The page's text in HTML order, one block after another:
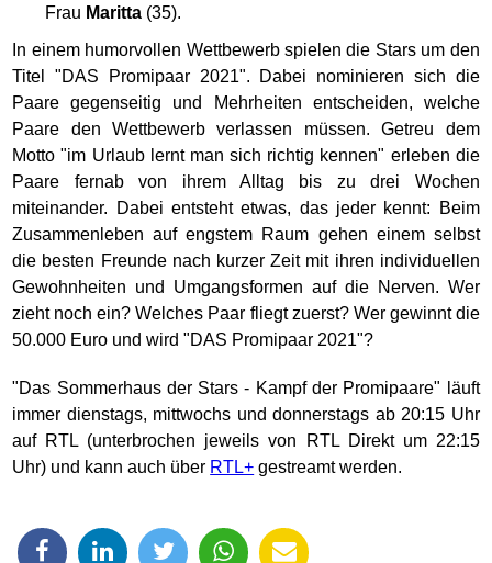
Frau Maritta (35).
In einem humorvollen Wettbewerb spielen die Stars um den
Titel "DAS Promipaar 2021". Dabei nominieren sich die
Paare gegenseitig und Mehrheiten entscheiden, welche
Paare den Wettbewerb verlassen müssen. Getreu dem
Motto "im Urlaub lernt man sich richtig kennen" erleben die
Paare fernab von ihrem Alltag bis zu drei Wochen
miteinander. Dabei entsteht etwas, das jeder kennt: Beim
Zusammenleben auf engstem Raum gehen einem selbst
die besten Freunde nach kurzer Zeit mit ihren individuellen
Gewohnheiten und Umgangsformen auf die Nerven. Wer
zieht noch ein? Welches Paar fliegt zuerst? Wer gewinnt die
50.000 Euro und wird "DAS Promipaar 2021"?
"Das Sommerhaus der Stars - Kampf der Promipaare" läuft
immer dienstags, mittwochs und donnerstags ab 20:15 Uhr
auf RTL (unterbrochen jeweils von RTL Direkt um 22:15
Uhr) und kann auch über RTL+ gestreamt werden.